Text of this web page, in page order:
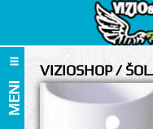
MENI
VIZIOSHOP /